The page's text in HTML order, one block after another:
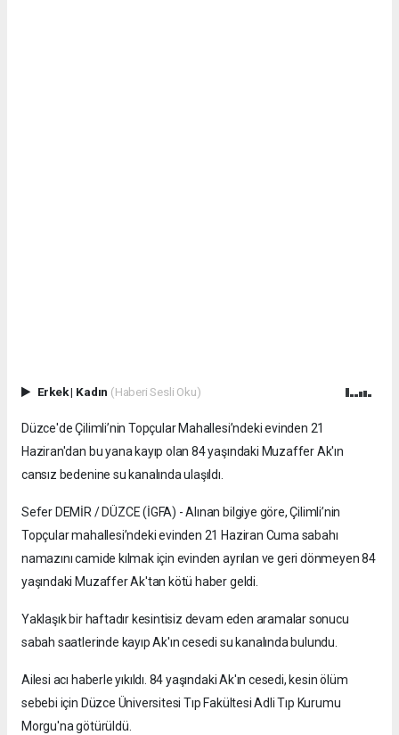
Erkek| Kadın (Haberi Sesli Oku)
Düzce'de Çilimli’nin Topçular Mahallesi’ndeki evinden 21
Haziran'dan bu yana kayıp olan 84 yaşındaki Muzaffer Ak'ın
cansız bedenine su kanalında ulaşıldı.
Sefer DEMİR / DÜZCE (İGFA) - Alınan bilgiye göre, Çilimli’nin
Topçular mahallesi’ndeki evinden 21 Haziran Cuma sabahı
namazını camide kılmak için evinden ayrılan ve geri dönmeyen 84
yaşındaki Muzaffer Ak'tan kötü haber geldi.
Yaklaşık bir haftadır kesintisiz devam eden aramalar sonucu
sabah saatlerinde kayıp Ak'ın cesedi su kanalında bulundu.
Ailesi acı haberle yıkıldı. 84 yaşındaki Ak'ın cesedi, kesin ölüm
sebebi için Düzce Üniversitesi Tıp Fakültesi Adli Tıp Kurumu
Morgu'na götürüldü.